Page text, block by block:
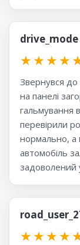
drive_mode
★★★★
Звернувся
на панелі
гальмування
перевірили
нормально, а
автомобіль
задоволений
★★★★